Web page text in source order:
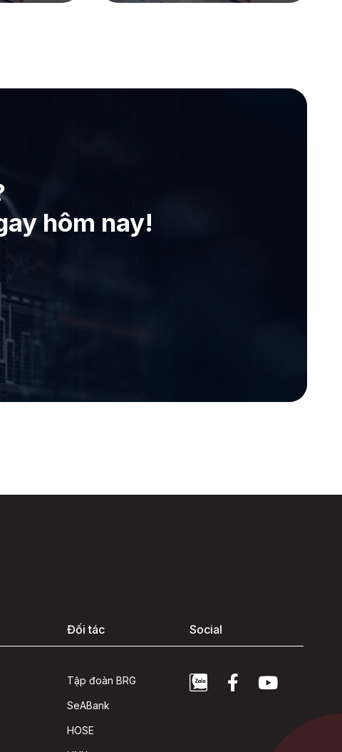
hôm nay!
Đối tác
Tập đoàn BRG
SeABank
HOSE
Social